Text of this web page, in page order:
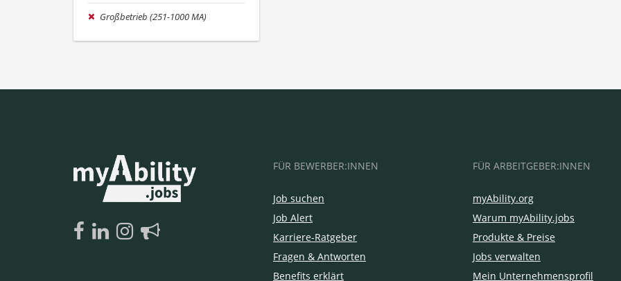
Großbetrieb (251-1000 MA)
FÜR BEWERBER:INNEN
Job suchen
Job Alert
Karriere-Ratgeber
Fragen & Antworten
Benefits erklärt
FÜR ARBEITGEBER:INNEN
myAbility.org
Warum myAbility.jobs
Produkte & Preise
Jobs verwalten
Mein Unternehmensprofil